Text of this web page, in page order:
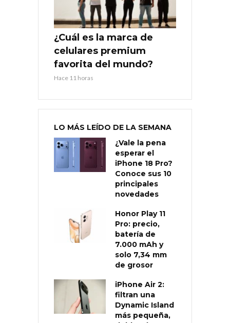
¿Cuál es la marca de
celulares premium
favorita del mundo?
Hace 11 horas
LO MÁS LEÍDO DE LA SEMANA
¿Vale la pena
esperar el
iPhone 18 Pro?
Conoce sus 10
principales
novedades
Honor Play 11
Pro: precio,
batería de
7.000 mAh y
solo 7,34 mm
de grosor
iPhone Air 2:
filtran una
Dynamic Island
más pequeña,